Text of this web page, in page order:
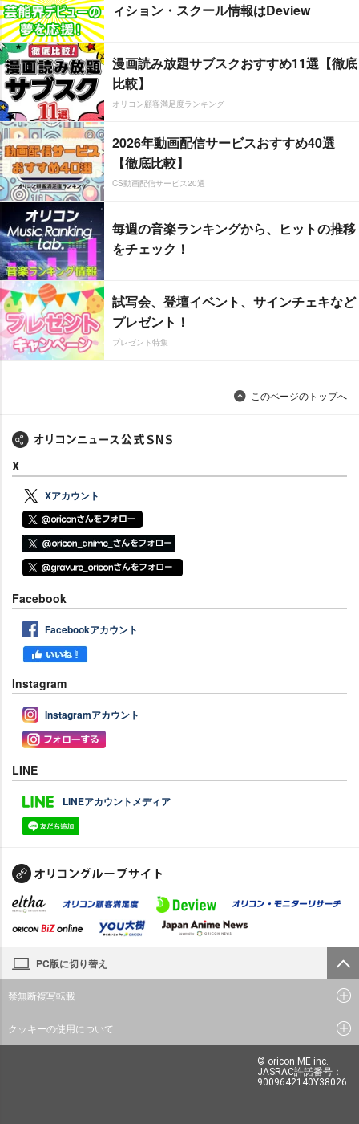
ィション・スクール情報はDeview
漫画読み放題サブスクおすすめ11選【徹底
比較】
オリコン顧客満足度ランキング
2026年動画配信サービスおすすめ40選
【徹底比較】
CS動画配信サービス20選
毎週の音楽ランキングから、ヒットの推移
をチェック！
試写会、登壇イベント、サインチェキなど
プレゼント！
プレゼント特集
このページのトップへ
X
Xアカウント
Facebook
Facebookアカウント
Instagram
Instagramアカウント
LINE
LINEアカウントメディア
PC版に切り替え
禁無断複写転載
クッキーの使用について
© oricon ME inc.
JASRAC許諾番号：
9009642140Y38026